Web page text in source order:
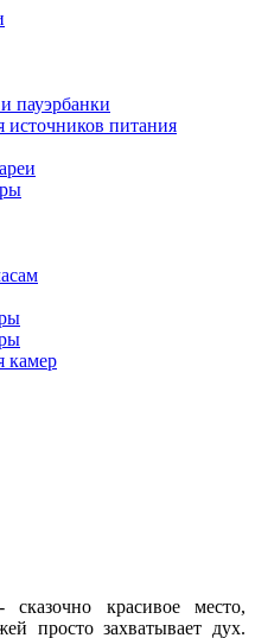
пауэрбанки
источников питания
камер
сказочно красивое место,
просто захватывает дух.